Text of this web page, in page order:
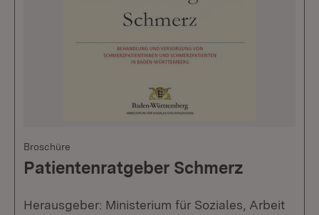
Broschüre
Patientenratgeber Schmerz
Herausgeber: Ministerium für Soziales, Arbeit